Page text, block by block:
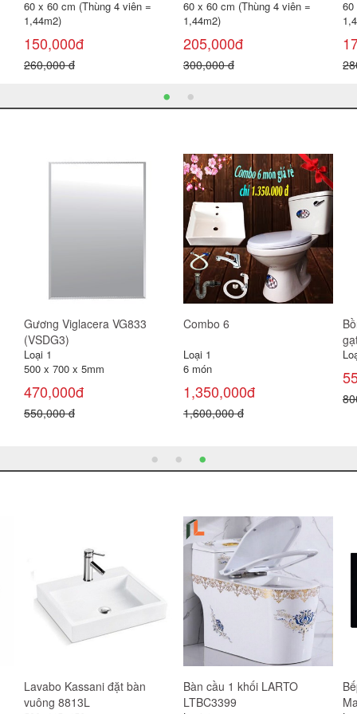
60 x 60 cm (Thùng 4 viên =
1,44m2)
115,000đ
180,000 đ
60 x 60 cm (Thùng 4 viên =
1,44m2)
139,000đ
160,000 đ
60
Gạch ốp tường 30x60 BNC
3600-63D-64V
Loại 1
30x60 cm ( 1 thùng 6 viên =
121,000đ
Bàn cầu 1 khối LARTO
Loại 1
695x375x610 mm
4,560,000đ
6,800,000 đ
Gạch lát sân đá Granite
40x40 C
Gạch ốp trang trí Đồng quê
30x45 TT2309